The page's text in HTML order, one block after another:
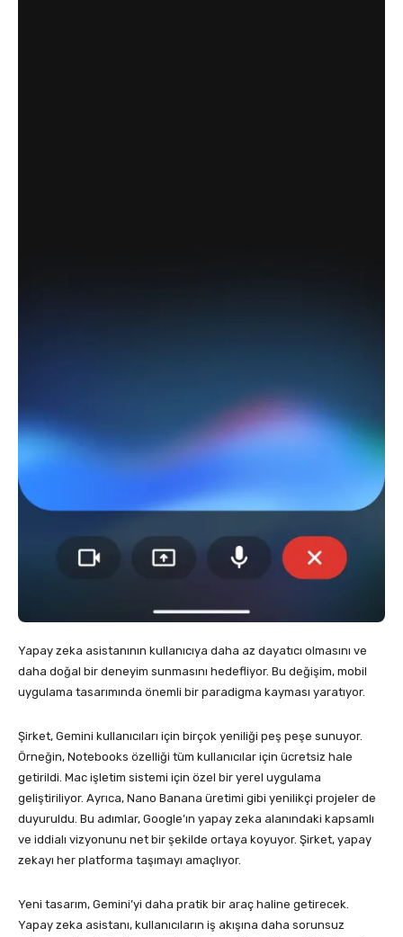
Yapay zeka asistanının kullanıcıya daha az dayatıcı olmasını ve
daha doğal bir deneyim sunmasını hedefliyor. Bu değişim, mobil
uygulama tasarımında önemli bir paradigma kayması yaratıyor.
Şirket, Gemini kullanıcıları için birçok yeniliği peş peşe sunuyor.
Örneğin, Notebooks özelliği tüm kullanıcılar için ücretsiz hale
getirildi. Mac işletim sistemi için özel bir yerel uygulama
geliştiriliyor. Ayrıca, Nano Banana üretimi gibi yenilikçi projeler de
duyuruldu. Bu adımlar, Google’ın yapay zeka alanındaki kapsamlı
ve iddialı vizyonunu net bir şekilde ortaya koyuyor. Şirket, yapay
zekayı her platforma taşımayı amaçlıyor.
Yeni tasarım, Gemini’yi daha pratik bir araç haline getirecek.
Yapay zeka asistanı, kullanıcıların iş akışına daha sorunsuz